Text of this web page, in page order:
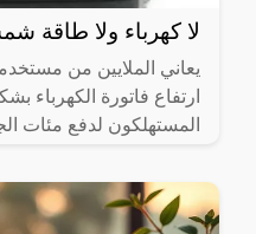
لا كهرباء ولا طاقة
يعاني الملايين من
ارتفاع فاتورة الكهرباء
المستهلكون لدفع مئات